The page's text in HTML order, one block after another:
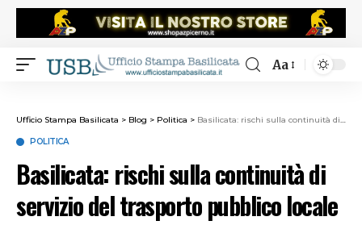
Aa
Ufficio Stampa Basilicata > Blog > Politica > Basilicata: rischi sulla continuità di servizio del trasporto pubblico locale
POLITICA
Basilicata: rischi sulla continuità di
servizio del trasporto pubblico locale